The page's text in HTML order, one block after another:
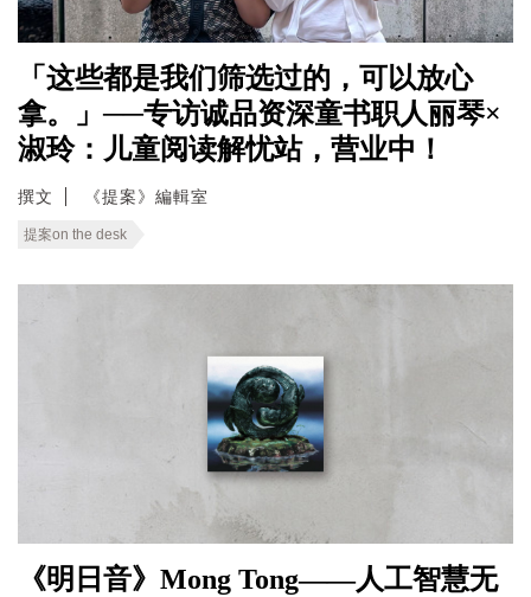
「这些都是我们筛选过的，可以放心
拿。」──专访诚品资深童书职人丽琴×
淑玲：儿童阅读解忧站，营业中！
撰文 《提案》編輯室
提案on the desk
《明日音》Mong Tong——人工智慧无